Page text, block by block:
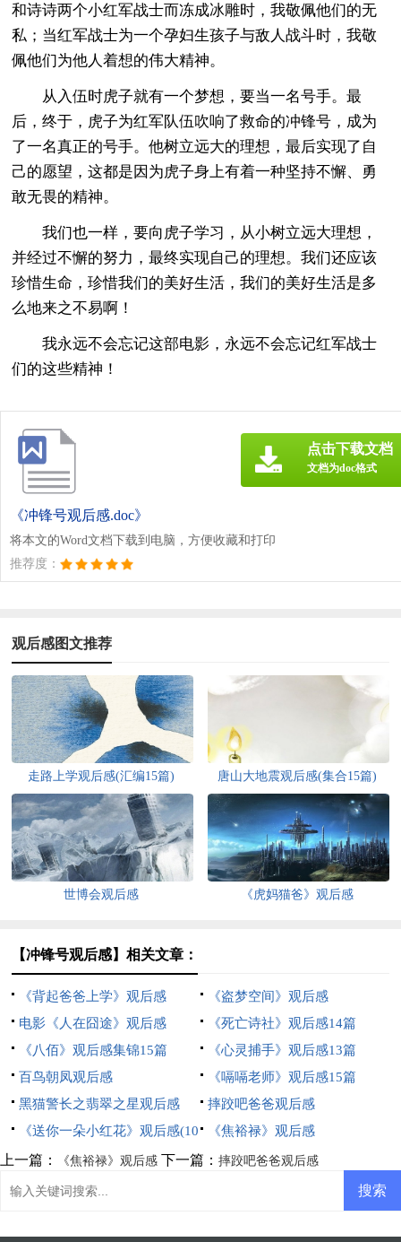
和诗诗两个小红军战士而冻成冰雕时，我敬佩他们的无
私；当红军战士为一个孕妇生孩子与敌人战斗时，我敬
佩他们为他人着想的伟大精神。
从入伍时虎子就有一个梦想，要当一名号手。最
后，终于，虎子为红军队伍吹响了救命的冲锋号，成为
了一名真正的号手。他树立远大的理想，最后实现了自
己的愿望，这都是因为虎子身上有着一种坚持不懈、勇
敢无畏的精神。
我们也一样，要向虎子学习，从小树立远大理想，
并经过不懈的努力，最终实现自己的理想。我们还应该
珍惜生命，珍惜我们的美好生活，我们的美好生活是多
么地来之不易啊！
我永远不会忘记这部电影，永远不会忘记红军战士
们的这些精神！
《冲锋号观后感.doc》
将本文的Word文档下载到电脑，方便收藏和打印
推荐度：
点击下载文档
文档为doc格式
观后感图文推荐
走路上学观后感(汇编15篇) 唐山大地震观后感(集合15篇)
世博会观后感 《虎妈猫爸》观后感
【冲锋号观后感】相关文章：
《背起爸爸上学》观后感
《盗梦空间》观后感
电影《人在囧途》观后感
《死亡诗社》观后感14篇
《八佰》观后感集锦15篇
《心灵捕手》观后感13篇
百鸟朝凤观后感
《嗝嗝老师》观后感15篇
黑猫警长之翡翠之星观后感
摔跤吧爸爸观后感
《送你一朵小红花》观后感(10
篇)
《焦裕禄》观后感
上一篇： 《焦裕禄》观后感 下一篇： 摔跤吧爸爸观后感